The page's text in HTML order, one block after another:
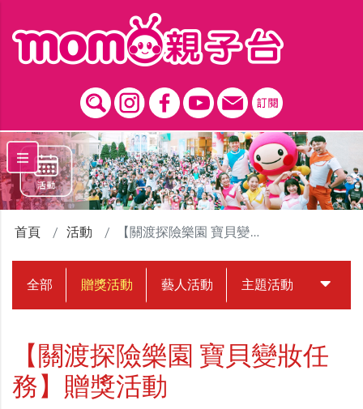
首頁 活動 【關渡探險樂園 寶貝變妝任務】贈獎活動
全部 贈獎活動 藝人活動 主題活動 中獎名
【關渡探險樂園 寶貝變妝任
務】贈獎活動